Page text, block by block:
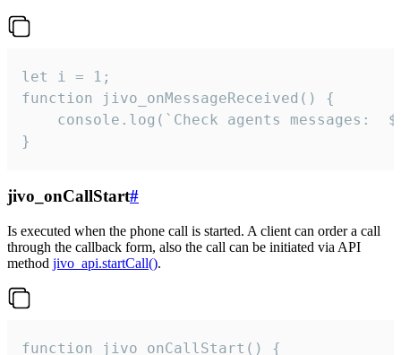
let i = 1;
function jivo_onMessageReceived() {
}
jivo_onCallStart#
Is executed when the phone call is started. A client can order a call
through the callback form, also the call can be initiated via API
method jivo_api.startCall().
function jivo_onCallStart() {